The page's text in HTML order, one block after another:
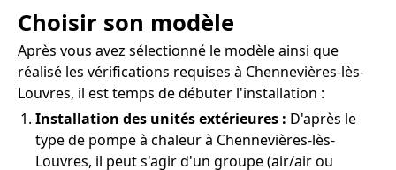
Choisir son modèle
Après vous avez sélectionné le modèle ainsi que
réalisé les vérifications requises à Chennevières-lès-
Louvres, il est temps de débuter l'installation :
Installation des unités extérieures : D'après le
type de pompe à chaleur à Chennevières-lès-
Louvres, il peut s'agir d'un groupe (air/air ou